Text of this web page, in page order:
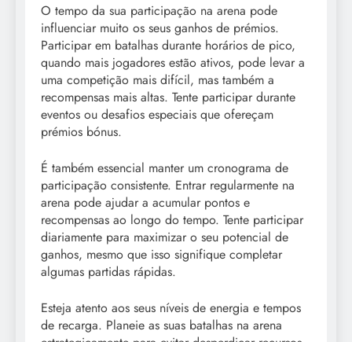
O tempo da sua participação na arena pode
influenciar muito os seus ganhos de prémios.
Participar em batalhas durante horários de pico,
quando mais jogadores estão ativos, pode levar a
uma competição mais difícil, mas também a
recompensas mais altas. Tente participar durante
eventos ou desafios especiais que ofereçam
prémios bónus.
É também essencial manter um cronograma de
participação consistente. Entrar regularmente na
arena pode ajudar a acumular pontos e
recompensas ao longo do tempo. Tente participar
diariamente para maximizar o seu potencial de
ganhos, mesmo que isso signifique completar
algumas partidas rápidas.
Esteja atento aos seus níveis de energia e tempos
de recarga. Planeie as suas batalhas na arena